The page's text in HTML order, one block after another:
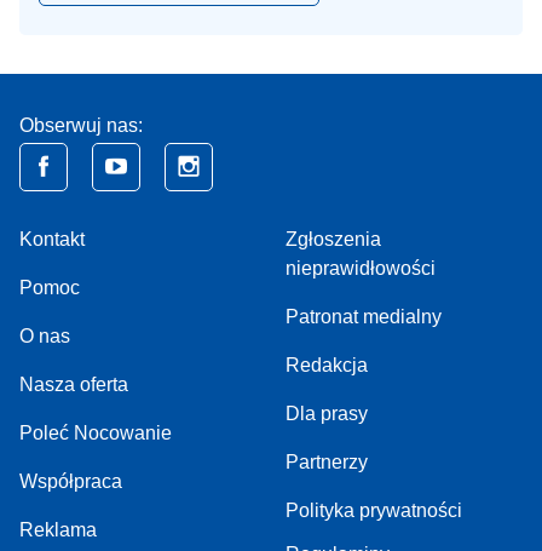
Obserwuj nas:
Kontakt
Pomoc
O nas
Nasza oferta
Poleć Nocowanie
Współpraca
Reklama
Zgłoszenia
nieprawidłowości
Patronat medialny
Redakcja
Dla prasy
Partnerzy
Polityka prywatności